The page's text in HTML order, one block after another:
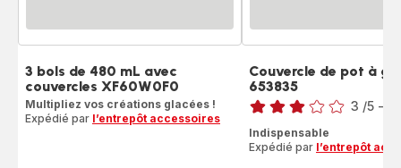
3 bols de 480 mL avec
couvercles XF60W0F0
Multipliez vos créations glacées !
Expédié par l’entrepôt accessoires
Couvercle de pot à
653835
Note
3
étoiles
3 /5 -
Indispensable
Expédié par l’entrepôt